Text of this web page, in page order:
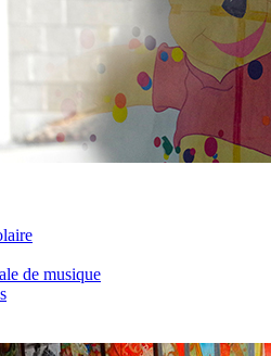
de musique